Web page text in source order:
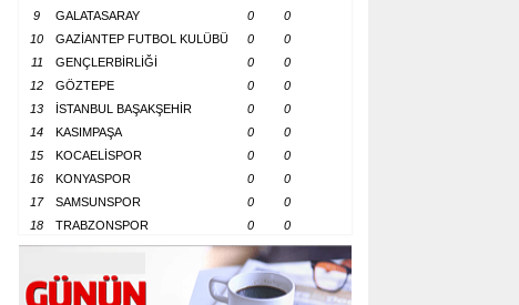
9
GALATASARAY 0
0
10
GAZİANTEP FUTBOL KULÜBÜ 0
0
11
GENÇLERBİRLİĞİ 0
0
12
GÖZTEPE 0
0
13
İSTANBUL BAŞAKŞEHİR 0
0
14
KASIMPAŞA 0
0
15
KOCAELİSPOR 0
0
16
KONYASPOR 0
0
17
SAMSUNSPOR 0
0
18
TRABZONSPOR 0 0